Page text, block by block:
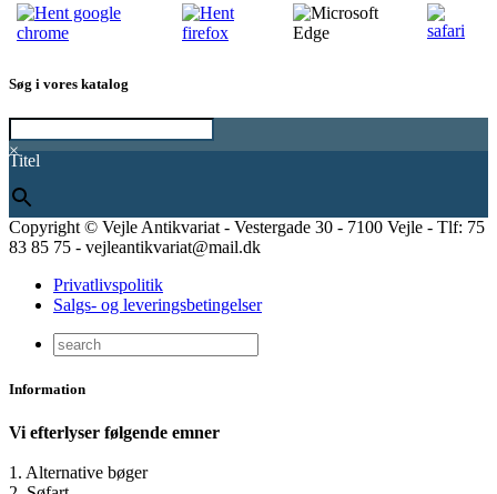
Søg i vores katalog
×
Titel
Copyright © Vejle Antikvariat - Vestergade 30 - 7100 Vejle - Tlf: 75
83 85 75 - vejleantikvariat@mail.dk
Privatlivspolitik
Salgs- og leveringsbetingelser
Information
Vi efterlyser følgende emner
1. Alternative bøger